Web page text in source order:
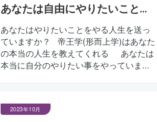
あなたは自由にやりたいこと...
あなたはやりたいことをやる人生を送っ
ていますか？ 帝王学(形而上学)はあなた
の本当の人生を教えてくれる あなたは
本当に自分のやりたい事をやっていま...
2023年10月